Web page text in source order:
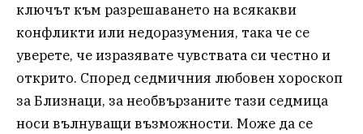
ключът към разрешаването на всякакви
конфликти или недоразумения, така че се
уверете, че изразявате чувствата си честно и
открито. Според седмичния любовен хороскоп
за Близнаци, за необвързаните тази седмица
носи вълнуващи възможности. Може да се